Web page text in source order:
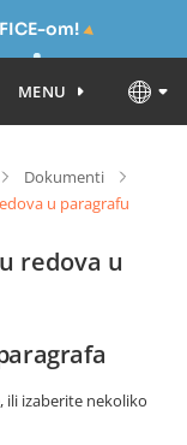
om!
MENU
Dokumenti
u paragrafu
redova u
izaberite nekoliko